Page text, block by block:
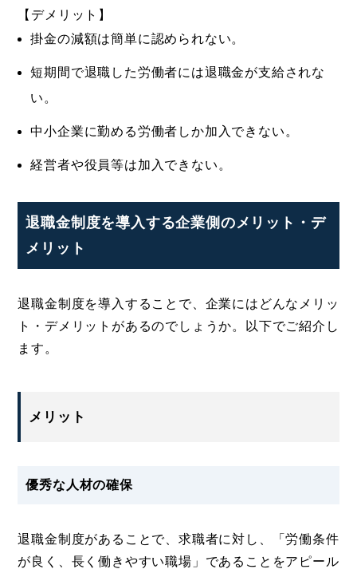
【デメリット】
掛金の減額は簡単に認められない。
短期間で退職した労働者には退職金が支給されな
い。
中小企業に勤める労働者しか加入できない。
経営者や役員等は加入できない。
退職金制度を導入する企業側のメリット・デ
メリット
退職金制度を導入することで、企業にはどんなメリッ
ト・デメリットがあるのでしょうか。以下でご紹介し
ます。
メリット
優秀な人材の確保
退職金制度があることで、求職者に対し、「労働条件
が良く、長く働きやすい職場」であることをアピール